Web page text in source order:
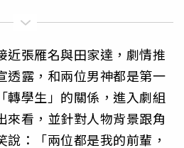
近張雁名與田家達，劇情推
透露，和兩位男神都是第一
轉學生」的關係，進入劇組
來看，並針對人物背景跟角
：「兩位都是我的前輩，